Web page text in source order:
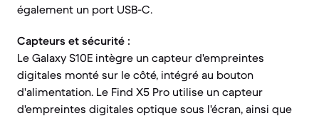
également un port USB-C.
Capteurs et sécurité :
Le Galaxy S10E intègre un capteur d'empreintes
digitales monté sur le côté, intégré au bouton
d'alimentation. Le Find X5 Pro utilise un capteur
d'empreintes digitales optique sous l'écran, ainsi que